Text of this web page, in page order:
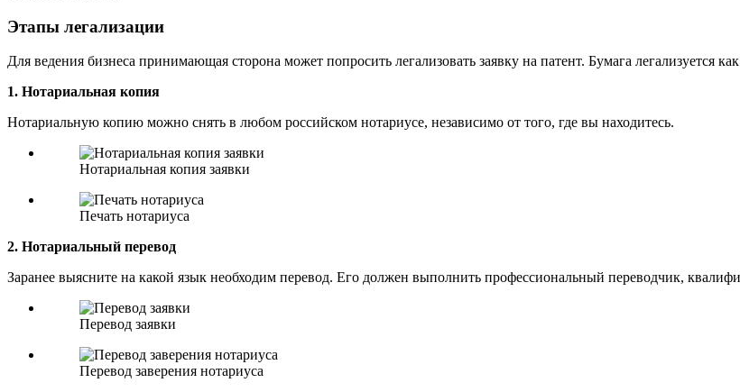
Этапы легализации
Для ведения бизнеса принимающая сторона может попросить легализовать заявку на патент. Бумага легализуется
1. Нотариальная копия
Нотариальную копию можно снять в любом российском нотариусе, независимо от того, где вы находитесь.
Нотариальная копия заявки
Печать нотариуса
2. Нотариальный перевод
Заранее выясните на какой язык необходим перевод. Его должен выполнить профессиональный переводчик,
Перевод заявки
Перевод заверения нотариуса